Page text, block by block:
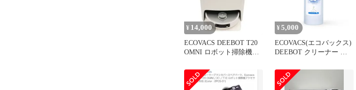
¥ 14,000
ECOVACS DEEBOT T20
OMNI ロボット掃除機
(B)】
¥ 5,000
ECOVACS(エコバックス)
DEEBOT クリーナー ロ
専用洗浄剤（1L）T50
OMNI／T80 OMNI／X11